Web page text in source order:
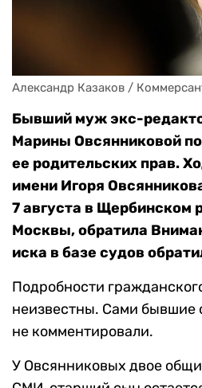
Александр Казаков /
Бывший муж экс-
Марины Овсянниковой
ее родительских прав.
имени Игоря
7 августа в Щербинском
Москвы, обратила
иска в базе судов
Подробности
неизвестны. Сами бывшие
не комментировали.
У Овсянниковых двое